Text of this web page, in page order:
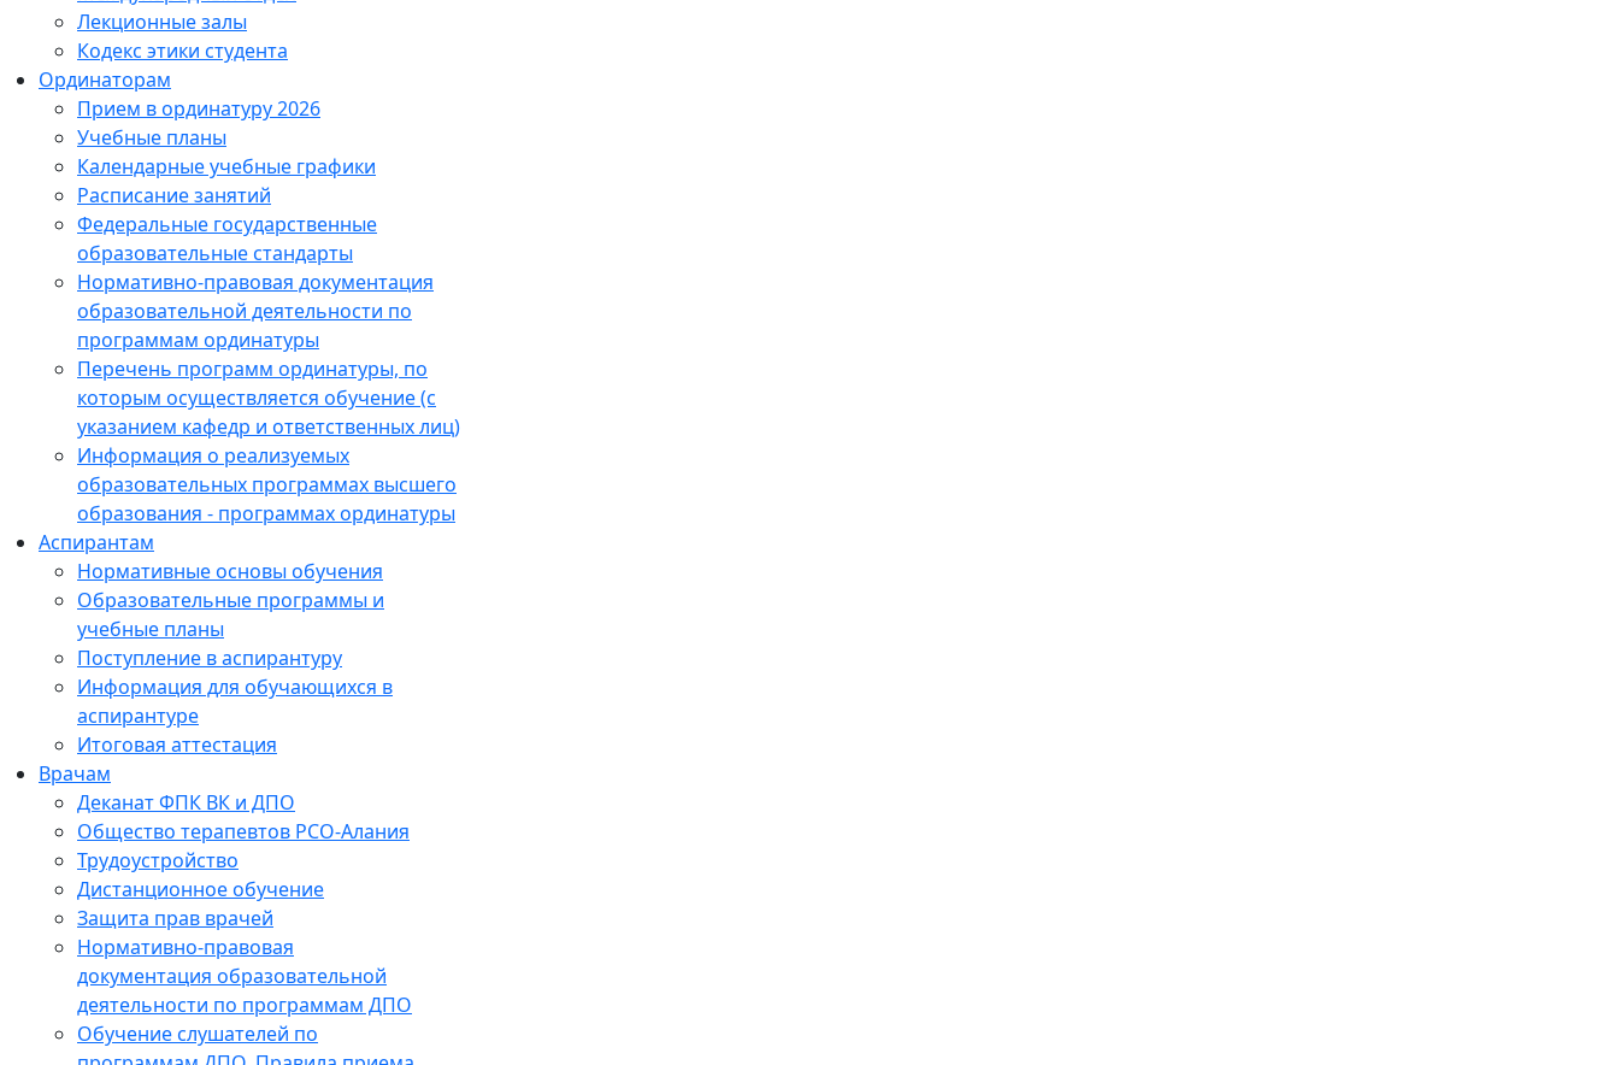
Лекционные залы
Кодекс этики студента
Ординаторам
Прием в ординатуру 2026
Учебные планы
Календарные учебные графики
Расписание занятий
Федеральные государственные
образовательные стандарты
Нормативно-правовая документация
образовательной деятельности по
программам ординатуры
Перечень программ ординатуры, по
которым осуществляется обучение (с
указанием кафедр и ответственных лиц)
Информация о реализуемых
образовательных программах высшего
образования - программах ординатуры
Аспирантам
Нормативные основы обучения
Образовательные программы и
учебные планы
Поступление в аспирантуру
Информация для обучающихся в
аспирантуре
Итоговая аттестация
Врачам
Деканат ФПК ВК и ДПО
Общество терапевтов РСО-Алания
Трудоустройство
Дистанционное обучение
Защита прав врачей
Нормативно-правовая
документация образовательной
деятельности по программам ДПО
Обучение слушателей по